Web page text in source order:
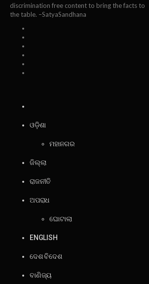
discrimination free content to bring the facts to
the table. –SatyaSandhana
ଓଡ଼ିଶା
ମହାନଗର
ଜିଲ୍ଲା
ରାଜନୀତି
ଅପରାଧ
ଘୋଟାଲା
ENGLISH
ଦେଶ ବିଦେଶ
ବାଣିଜ୍ୟ